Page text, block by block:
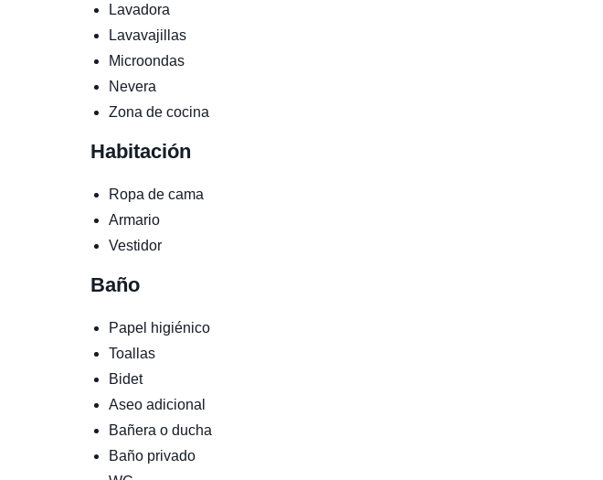
Lavadora
Lavavajillas
Microondas
Nevera
Zona de cocina
Habitación
Ropa de cama
Armario
Vestidor
Baño
Papel higiénico
Toallas
Bidet
Aseo adicional
Bañera o ducha
Baño privado